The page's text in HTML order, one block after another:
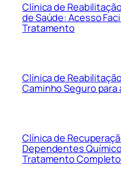
Clínica de
de Saúde: Acesso
Tratamento
Clínica de
Caminho Seguro para
Clínica de
Dependentes
Tratamento